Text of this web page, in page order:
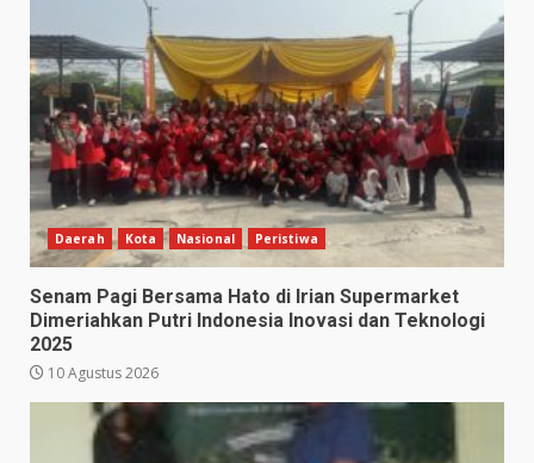
Daerah Kota Nasional Peristiwa
Senam Pagi Bersama Hato di Irian Supermarket
Dimeriahkan Putri Indonesia Inovasi dan Teknologi
2025
10 Agustus 2026